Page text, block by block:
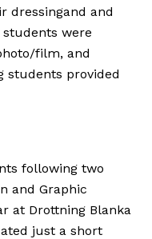
dressingand and
were
film, and
students provided
following two
and Graphic
at Drottning Blanka
just a short